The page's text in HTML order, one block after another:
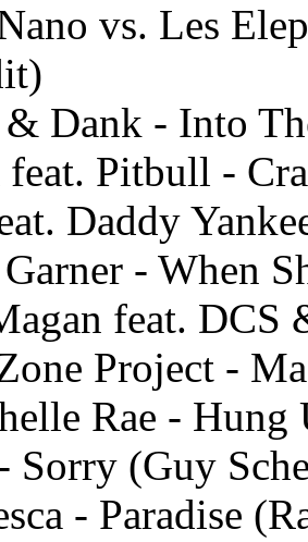
vs. Les
Dank - Into
feat. Pitbull -
Daddy
- When
feat.
Project -
Rae - Hung
Sorry (Guy
- Paradise